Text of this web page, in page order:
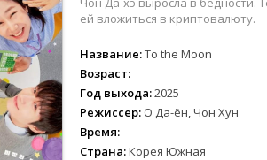
ей вложиться в криптовалюту.
Название:To the Moon
Возраст:
Год выхода:2025
Режиссер: О Да-ён, Чон Хун
Время:
Страна:Корея Южная